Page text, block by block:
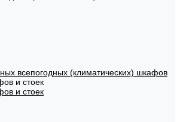
всепогодных (климатических) шкафов
и стоек
и стоек